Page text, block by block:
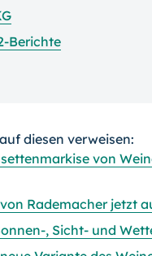
Berichte
diesen verweisen:
von
Rademacher jetzt
, Sicht- und